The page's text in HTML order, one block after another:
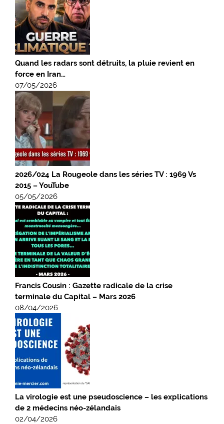
Quand les radars sont détruits, la pluie revient en
force en Iran…
07/05/2026
2026/024 La Rougeole dans les séries TV : 1969 Vs
2015 – YouTube
05/05/2026
Francis Cousin : Gazette radicale de la crise
terminale du Capital – Mars 2026
08/04/2026
La virologie est une pseudoscience – les explications
de 2 médecins néo-zélandais
02/04/2026